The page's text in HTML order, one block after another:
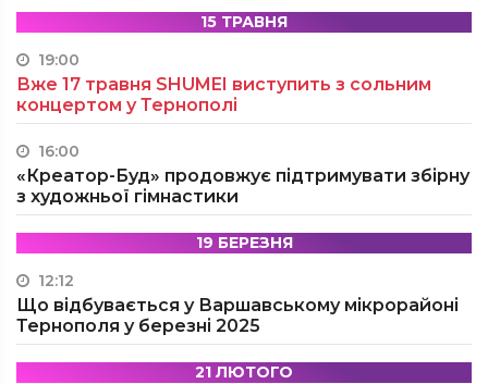
15 ТРАВНЯ
19:00
Вже 17 травня SHUMEI виступить з сольним
концертом у Тернополі
16:00
«Креатор-Буд» продовжує підтримувати збірну
з художньої гімнастики
19 БЕРЕЗНЯ
12:12
Що відбувається у Варшавському мікрорайоні
Тернополя у березні 2025
21 ЛЮТОГО